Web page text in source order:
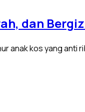
dan
anak kos yang anti